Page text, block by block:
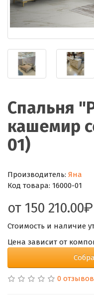
Спальня
кашемир
01)
Производитель: Яна
Код товара: 16000-01
от 150 210.00
Стоимость и наличие
Цена зависит от
0 отзывов